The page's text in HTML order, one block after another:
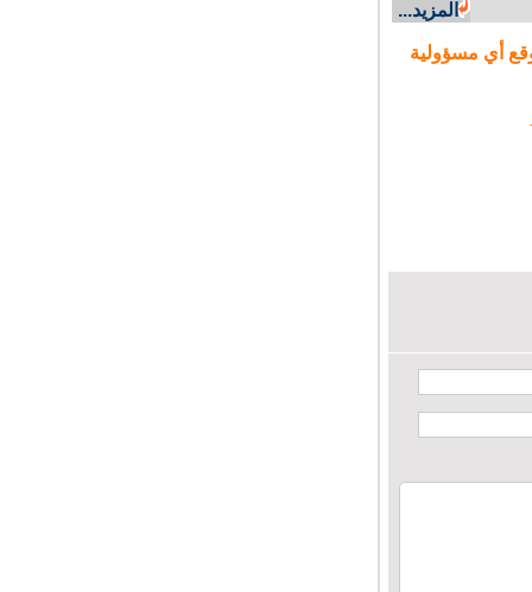
المزيد...
أي مسؤولية